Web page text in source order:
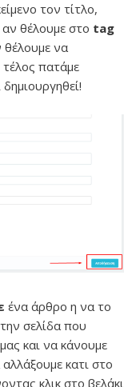
τον τίτλο,
αν θέλουμε στο tag
θέλουμε να
πατάμε
ένα άρθρο η να το
σελίδα που
και να κάνουμε
κατι στο
κλικ στο βελάκι